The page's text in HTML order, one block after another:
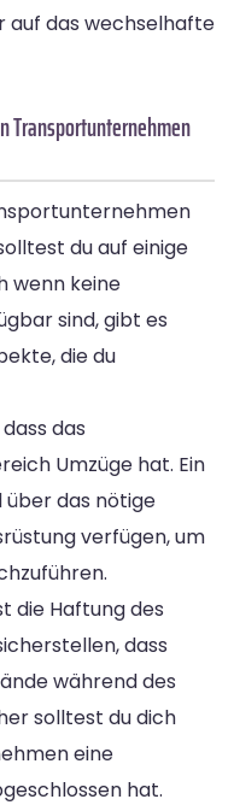
auf das wechselhafte
Transportunternehmen
du auf einige
wenn keine
sind, gibt es
die du
das
Umzüge hat. Ein
das nötige
verfügen, um
die Haftung des
dass
während des
solltest du dich
eine
hat.